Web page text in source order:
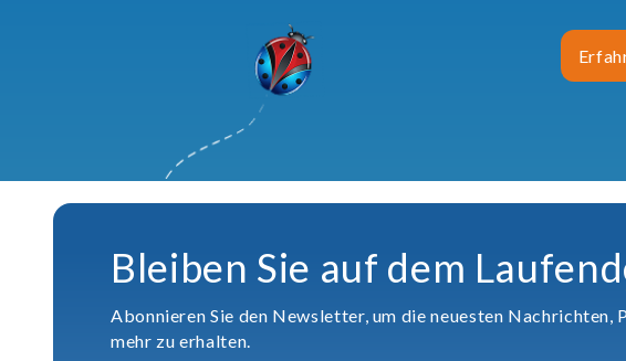
Bleiben Sie auf dem
Abonnieren Sie den Newsletter, um die neuesten Nachrichten,
mehr zu erhalten.